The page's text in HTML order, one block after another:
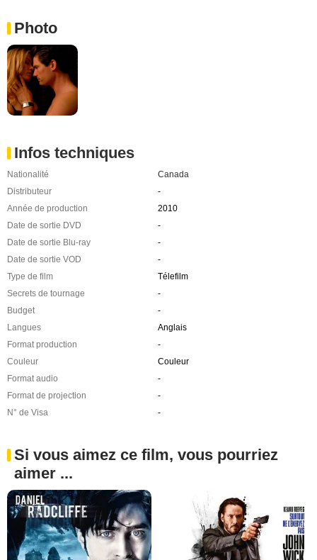
Photo
Infos techniques
Nationalité
Canada
Distributeur
-
Année de production
2010
Date de sortie DVD
-
Date de sortie Blu-ray
-
Date de sortie VOD
-
Type de film
Télefilm
Secrets de tournage
-
Budget
-
Langues
Anglais
Format production
-
Couleur
Couleur
Format audio
-
Format de projection
-
N° de Visa
-
Si vous aimez ce film, vous pourriez
aimer ...